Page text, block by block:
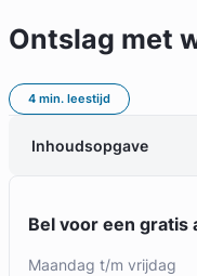
Ontslag met
4 min. leestijd
Inhoudsopgave
Bel voor een gratis
maandag t/m vrijdag